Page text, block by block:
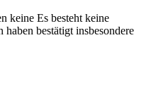
keine Es besteht keine
bestätigt insbesondere